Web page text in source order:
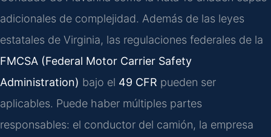
adicionales de complejidad. Además de las leyes
estatales de Virginia, las regulaciones federales de la
FMCSA (Federal Motor Carrier Safety
Administration) bajo el 49 CFR pueden ser
aplicables. Puede haber múltiples partes
responsables: el conductor del camión, la empresa